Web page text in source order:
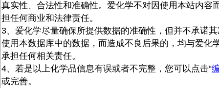
真实性、合法性和准确性。爱化学不对因使用本站内容
担任何商业和法律责任。
3、爱化学尽量确保所提供数据的准确性，但并不承诺
使用本数据库中的数据，而造成不良后果的，均与爱化
承担任何相关责任。
4、若是以上化学品信息有误或者不完整，您可以点击“
或完善。